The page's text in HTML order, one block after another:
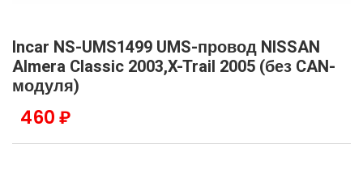
Incar NS-UMS1499 UMS-провод NISSAN
Almera Classic 2003,X-Trail 2005 (без CAN-
модуля)
460 ₽